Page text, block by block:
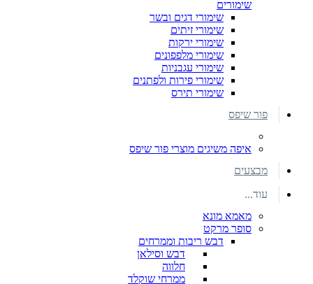
שימורים
שימורי דגים ובשר
שימורי זיתים
שימורי ירקות
שימורי מלפפונים
שימורי עגבניות
שימורי פירות ולפתנים
שימורי תירס
פור שיפס
איפה משיגים מוצרי פור שיפס
מבצעים
עוד...
מאמא מונא
סופר מרקט
דבש ריבות וממרחים
דבש וסילאן
חלווה
ממרחי שוקלד